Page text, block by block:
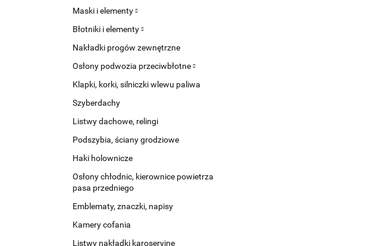
Maski i elementy
Błotniki i elementy
Nakładki progów zewnętrzne
Osłony podwozia przeciwbłotne
Klapki, korki, silniczki wlewu paliwa
Szyberdachy
Listwy dachowe, relingi
Podszybia, ściany grodziowe
Haki holownicze
Osłony chłodnic, kierownice powietrza
pasa przedniego
Emblematy, znaczki, napisy
Kamery cofania
Listwy nakładki karoseryjne